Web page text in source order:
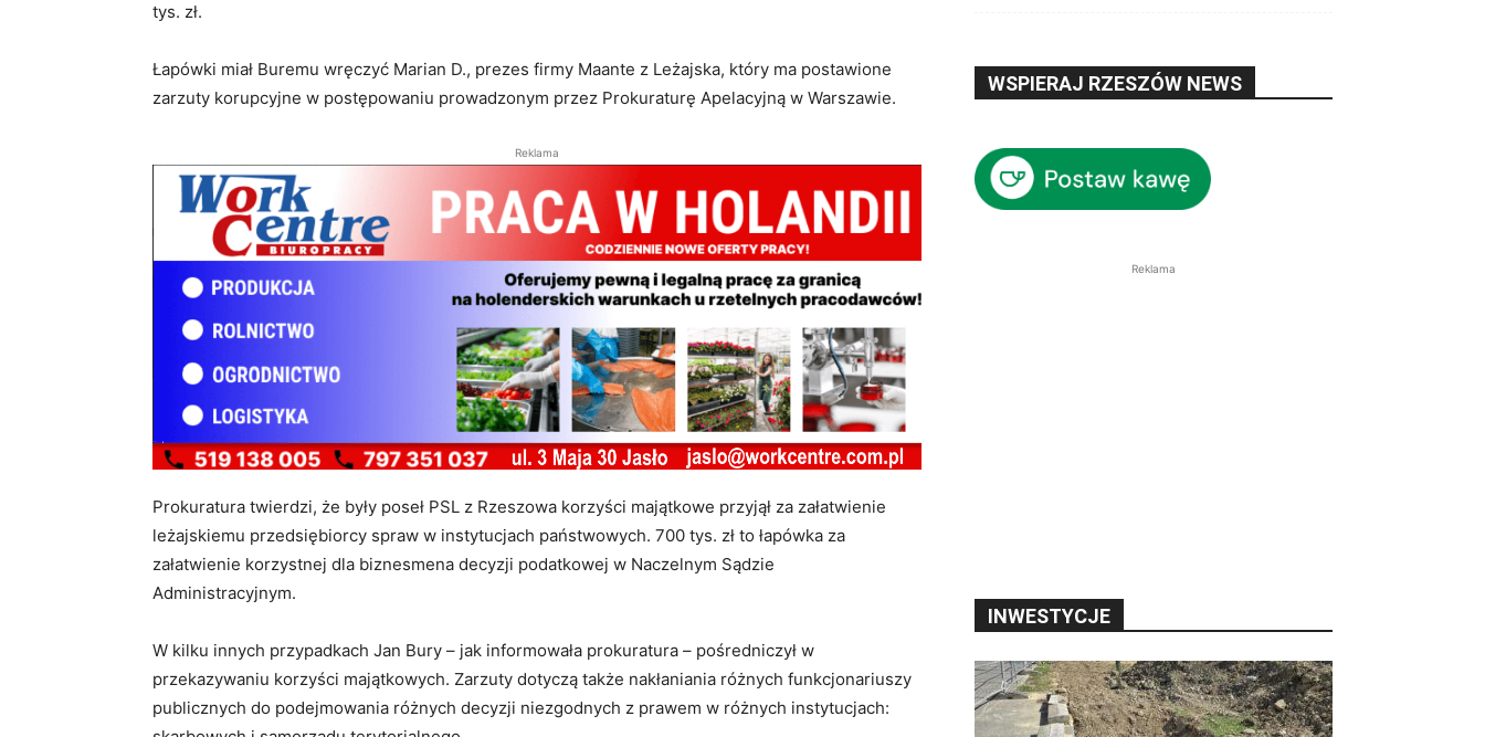
tys. zł.
Łapówki miał Buremu wręczyć Marian D., prezes firmy Maante z Leżajska, który ma postawione
zarzuty korupcyjne w postępowaniu prowadzonym przez Prokuraturę Apelacyjną w Warszawie.
Reklama
Prokuratura twierdzi, że były poseł PSL z Rzeszowa korzyści majątkowe przyjął za załatwienie
leżajskiemu przedsiębiorcy spraw w instytucjach państwowych. 700 tys. zł to łapówka za
załatwienie korzystnej dla biznesmena decyzji podatkowej w Naczelnym Sądzie
Administracyjnym.
W kilku innych przypadkach Jan Bury – jak informowała prokuratura – pośredniczył w
przekazywaniu korzyści majątkowych. Zarzuty dotyczą także nakłaniania różnych funkcjonariuszy
publicznych do podejmowania różnych decyzji niezgodnych z prawem w różnych instytucjach:
WSPIERAJ RZESZÓW NEWS
Reklama
INWESTYCJE